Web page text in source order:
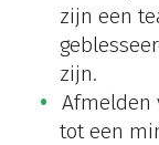
zijn een
zijn.
Afmelden
tot een